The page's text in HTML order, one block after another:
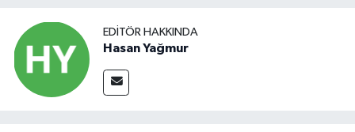
EDITÖR HAKKINDA
Hasan Yağmur